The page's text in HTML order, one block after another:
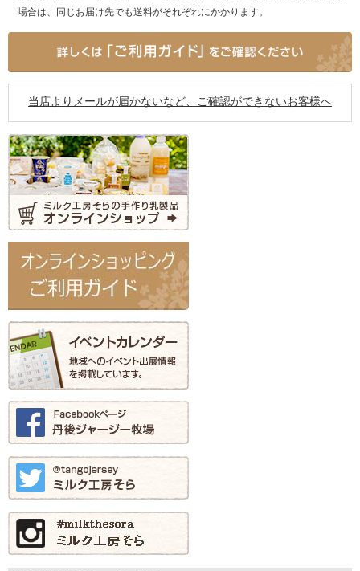
場合は、同じお届け先でも送料がそれぞれにかかります。
当店よりメールが届かないなど、ご確認ができないお客様へ